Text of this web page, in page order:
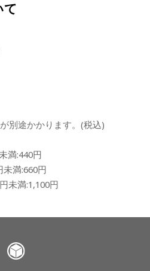
て
別途かかります。(税込)
満:440円
未満:660円
未満:1,100円